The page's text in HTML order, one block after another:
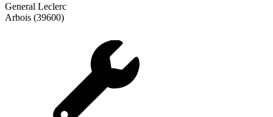
General Leclerc
Arbois (39600)